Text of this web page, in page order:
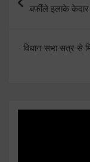
बर्फीले इलाके
विधान सभा सत्र से